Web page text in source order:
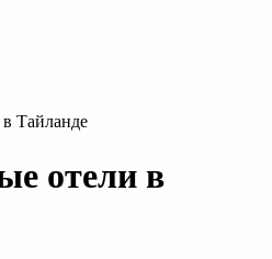
Тайланде
отели в